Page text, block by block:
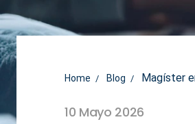
Home Blog Magíster
10 Mayo 2026